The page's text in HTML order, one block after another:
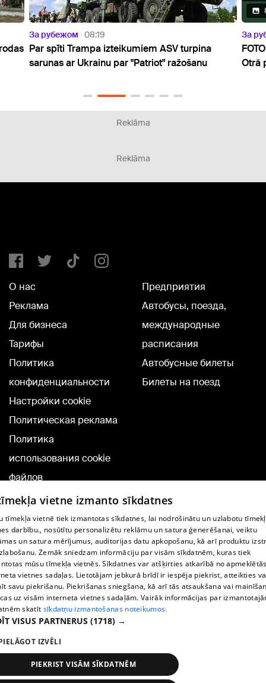
turpina
ražošanu
8 Фото
За рубежом
FOTO: Ilgstošais sausums atsedzis
Otrā pasaules kara relikvijas Donavas upē
Reklāma
Reklāma
О нас
Реклама
Для бизнеса
Тарифы
Политика
конфиденциальности
Настройки cookie
Политическая реклама
Политика
использования cookie
файлов
Добавление
комментариев
Предприятия
Автобусы, поезда,
международные
расписания
Автобусные билеты
Билеты на поезд
TВ-программа
Условия договора
360 Ziņu kontakti
Helio Media
Служба помощи портала: э-почта -
All rights reserved.
vietne izmanto sīkdatnes
tīmekļa vietnē tiek izmantotas sīkdatnes, lai nodrošinātu un uzlabotu
darbību., nosūtītu personalizētu reklāmu un satura ģenerēšanai, veiktu
un satura mērījumus, auditorijas datu apkopošanu, kā arī produktu
Zemāk sniedzam informāciju par visām sīkdatnēm, kuras tiek
mūsu tīmekļa vietnēs. Sīkdatnes var atšķirties atkarībā no
vietnes sadaļas. Lietotājam jebkurā brīdī ir iespēja piekrist, atteikties
savu piekrišanu. Piekrišanas sniegšana, kā arī tās atsaukšana vai
uz visām interneta vietnes sadaļām. Vairāk informācijas par
skatīt sīkdatņu izmantošanas noteikumos.
VISUS PARTNERUS (1718) →
IZVĒLI
PIEKRIST VISĀM SĪKDATNĒM